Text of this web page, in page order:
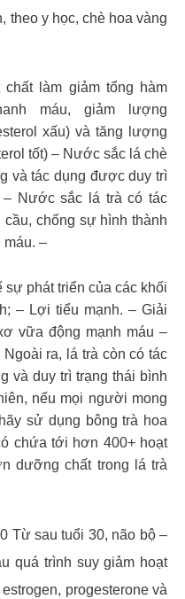
theo y học, chè hoa vàng
làm giảm tổng hàm
máu, giảm lượng
xấu) và tăng lượng
tốt) – Nước sắc lá chè
và tác dụng được duy trì
Nước sắc lá trà có tác
chống sự hình thành
máu. –
phát triển của các khối
– Lợi tiểu mạnh. – Giải
vữa động mạnh máu –
ra, lá trà còn có tác
và duy trì trạng thái bình
nếu mọi người mong
sử dụng bông trà hoa
chứa tới hơn 400+ hoạt
dưỡng chất trong lá trà
Từ sau tuổi 30, não bộ –
quá trình suy giảm hoạt
progesterone và